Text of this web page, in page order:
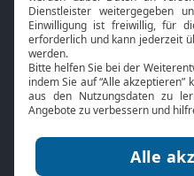
Bibel TV
Über uns
Jobs
Mediadaten